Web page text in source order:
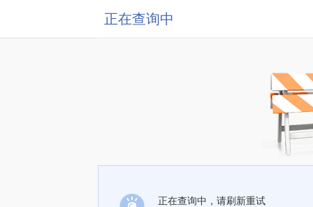
正在查询中
正在查询中，请刷新重试